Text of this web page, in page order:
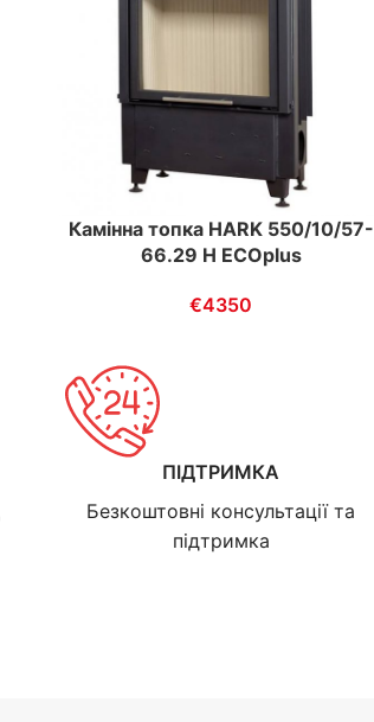
Камінна топка HARK 550/10/57-
66.29 H ECOplus
€4350
ПІДТРИМКА
Безкоштовні консультації та
підтримка